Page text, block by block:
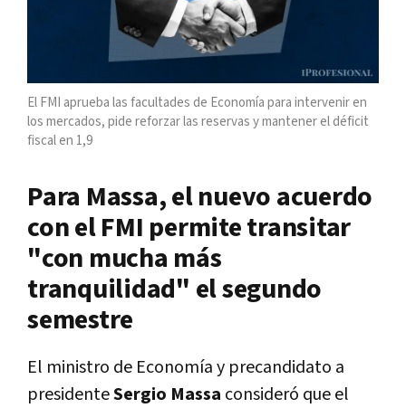
El FMI aprueba las facultades de Economía para intervenir en
los mercados, pide reforzar las reservas y mantener el déficit
fiscal en 1,9
Para Massa, el nuevo acuerdo
con el FMI permite transitar
"con mucha más
tranquilidad" el segundo
semestre
El ministro de Economía y precandidato a
presidenteSergio Massa consideró que el